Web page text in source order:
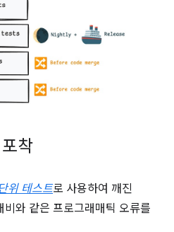
착
단위 테스트로 사용하여 깨진
와 같은 프로그래매틱 오류를